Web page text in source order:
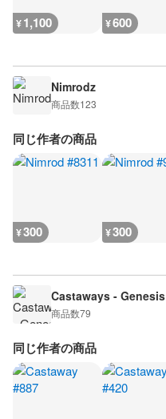
¥1,100 ¥600
Nimrodz
商品数123
同じ作者の商品
¥300 ¥300
Castaways - Genesis
商品数79
同じ作者の商品